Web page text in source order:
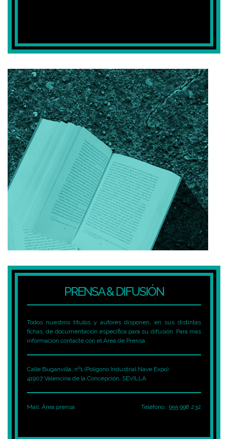
PRENSA & DIFUSIÓN
Todos nuestros títulos y autores disponen, en sus distintas
fichas, de documentación específica para su difusión. Para más
información contacte con el Área de Prensa.
Calle Buganvilla, nº1 (Polígono Industrial Nave Expo)
41907 Valencina de la Concepción, SEVILLA
Mail: Área prensa Teléfono.: 955 998 232